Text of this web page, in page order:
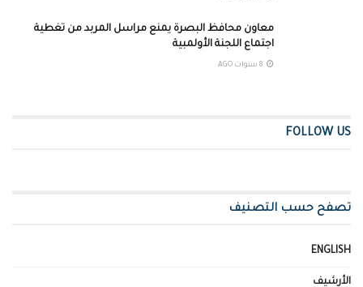
معاون محافظ البصرة يمنع مراسل المربد من تغطية
اجتماع اللجنة الأولمبية
FOLLOW US
تصفح حسب التصنيف
ENGLISH
الأرشيف